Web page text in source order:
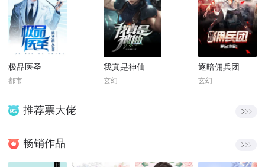
极品医圣
都市
我真是神仙
玄幻
逐暗佣兵团
玄幻
推荐票大佬
畅销作品